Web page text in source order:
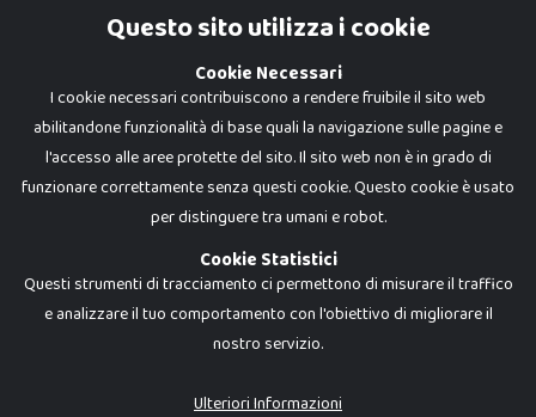
Cookie Policy
Dadi e Mattoncini è un brand di Giocabene Srl. Ogni riproduzione o utilizzo non
I prezzi e le promozioni pubblicate potrebbero differire da quanto esposto in
Questo sito utilizza i cookie
Cookie Necessari
I cookie necessari contribuiscono a rendere fruibile il sito web
abilitandone funzionalità di base quali la navigazione sulle pagine e
l'accesso alle aree protette del sito. Il sito web non è in grado di
funzionare correttamente senza questi cookie. Questo cookie è usato
per distinguere tra umani e robot.
Cookie Statistici
Questi strumenti di tracciamento ci permettono di misurare il traffico
e analizzare il tuo comportamento con l'obiettivo di migliorare il
nostro servizio.
Ulteriori Informazioni